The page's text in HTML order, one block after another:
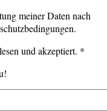
meiner Daten nach
und akzeptiert. *